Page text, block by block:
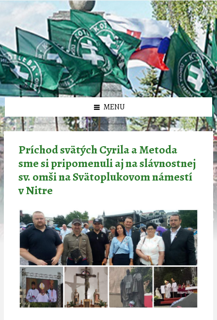
олимп казино
Preskočiť
Preskočiť
panel
Preskočiť
panel
Preskočiť
MENU
Príchod svätých Cyrila a Metoda
sme si pripomenuli aj na slávnostnej
sv. omši na Svätoplukovom námestí
v Nitre